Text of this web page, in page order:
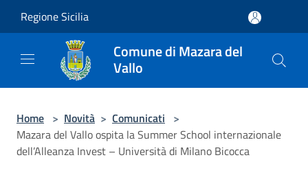
Regione Sicilia
Comune di Mazara del
Vallo
Home > Novità > Comunicati >
Mazara del Vallo ospita la Summer School internazionale
dell’Alleanza Invest – Università di Milano Bicocca